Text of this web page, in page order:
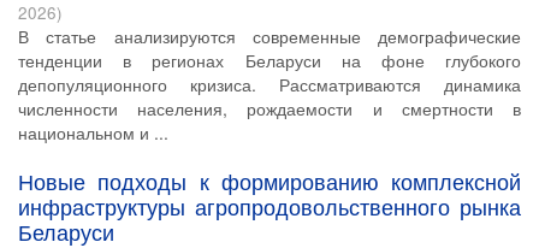
2026)
В статье анализируются современные демографические
тенденции в регионах Беларуси на фоне глубокого
депопуляционного кризиса. Рассматриваются динамика
численности населения, рождаемости и смертности в
национальном и ...
Новые подходы к формированию комплексной
инфраструктуры агропродовольственного рынка
Беларуси